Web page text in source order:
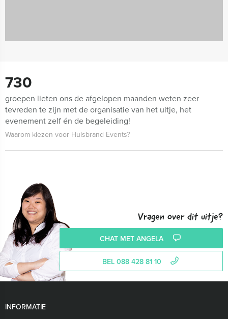
730
groepen lieten ons de afgelopen maanden weten zeer
tevreden te zijn met de organisatie van het uitje, het
evenement zelf én de begeleiding!
Waarom kiezen voor Huisbrand Events?
Vragen over dit uitje?
CHAT MET ANGELA
BEL 088 428 81 10
INFORMATIE